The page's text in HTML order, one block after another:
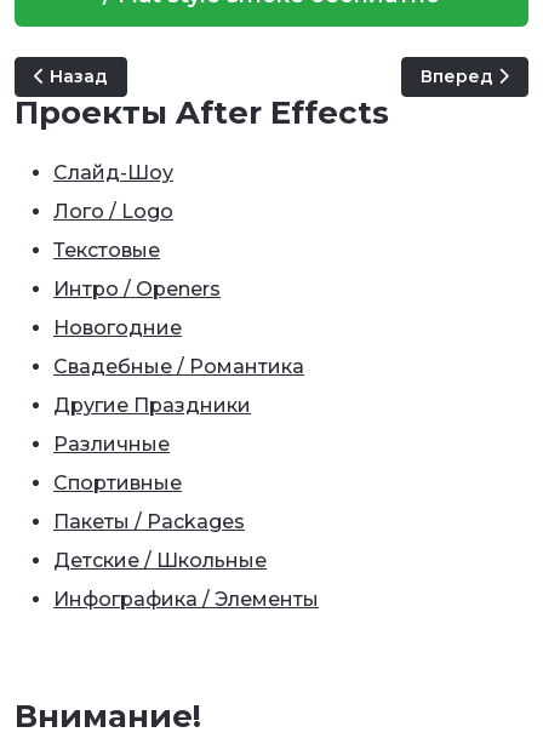
Предыдущий: Урок: Голограмма Звёздных Войн /
Назад Следующий:
Вперед
Проекты After Effects
Слайд-Шоу
Лого / Logo
Текстовые
Интро / Openers
Новогодние
Свадебные / Романтика
Другие Праздники
Различные
Спортивные
Пакеты / Packages
Детские / Школьные
Инфографика / Элементы
Внимание!